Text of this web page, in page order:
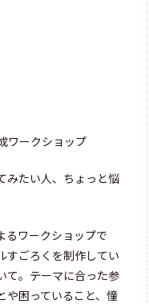
ワークショップ
みたい人、ちょっと悩
るワークショップで
すごろくを制作してい
て。テーマに合った参
や困っていること、憧